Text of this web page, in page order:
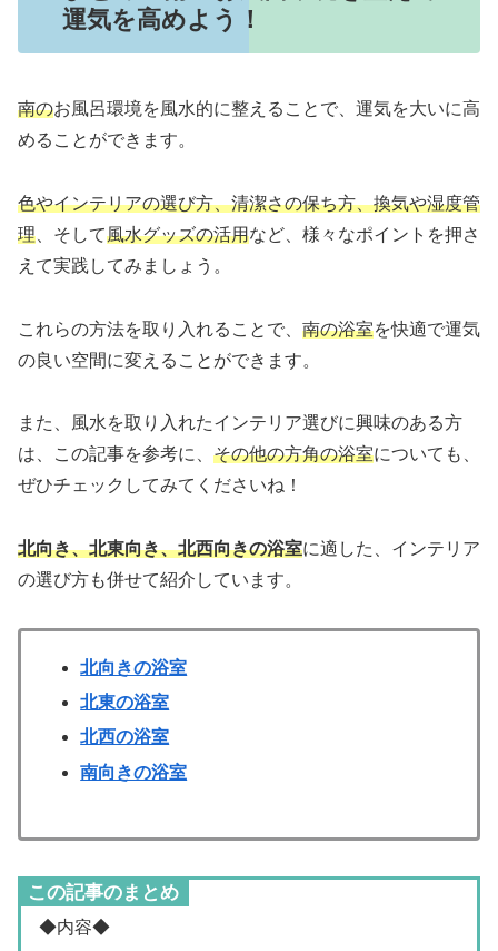
運気を高めよう！
南のお風呂環境を風水的に整えることで、運気を大いに高
めることができます。
色やインテリアの選び方、清潔さの保ち方、換気や湿度管
理 、そして風水グッズの活用など、様々なポイントを押さ
えて実践してみましょう。
これらの方法を取り入れることで、 南の浴室を快適で運気
の良い空間に変えることができます。
また、風水を取り入れたインテリア選びに興味のある方
は、この記事を参考に、 その他の方角の浴室についても、
ぜひチェックしてみてくださいね！
北向き、北東向き、北西向きの浴室に適した、インテリア
の選び方も併せて紹介しています。
北向きの浴室
北東の浴室
北西の浴室
南向きの浴室
この記事のまとめ
◆内容◆